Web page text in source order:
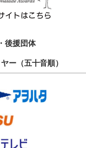
後援団体
ー（五十音順）